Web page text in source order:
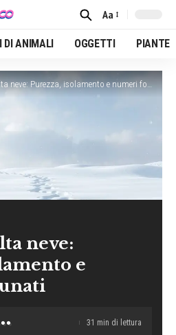
Font
Resizer
Aa
DI ANIMALI OGGETTI PIANTE
neve: Purezza, isolamento e numeri fortunati
neve:
e
31 min di lettura